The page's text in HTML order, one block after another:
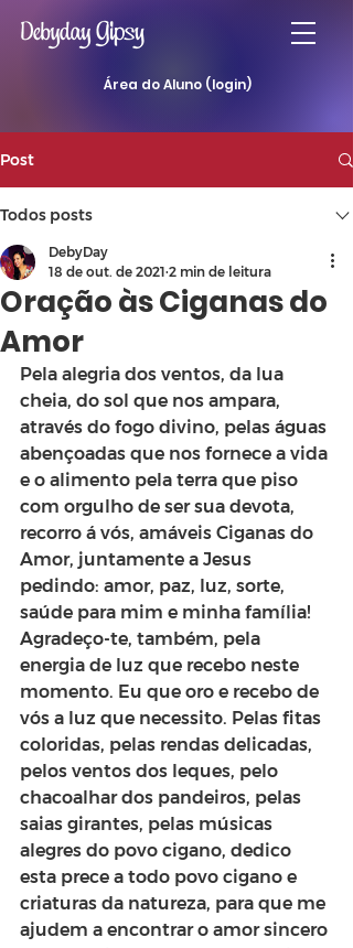
Área do Aluno (login)
Post
Todos posts
Oração às Ciganas do
Amor
DebyDay
18 de out. de 2021 2 min de leitura
Pela alegria dos ventos, da lua
cheia, do sol que nos ampara,
através do fogo divino, pelas águas
abençoadas que nos fornece a vida
e o alimento pela terra que piso
com orgulho de ser sua devota,
recorro á vós, amáveis Ciganas do
Amor, juntamente a Jesus
pedindo: amor, paz, luz, sorte,
saúde para mim e minha família!
Agradeço-te, também, pela
energia de luz que recebo neste
momento. Eu que oro e recebo de
vós a luz que necessito. Pelas fitas
coloridas, pelas rendas delicadas,
pelos ventos dos leques, pelo
chacoalhar dos pandeiros, pelas
saias girantes, pelas músicas
alegres do povo cigano, dedico
esta prece a todo povo cigano e
criaturas da natureza, para que me
ajudem a encontrar o amor sincero